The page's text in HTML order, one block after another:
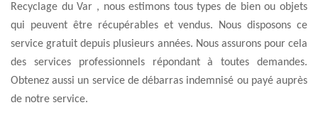
Recyclage du Var , nous estimons tous types de bien ou objets
qui peuvent être récupérables et vendus. Nous disposons ce
service gratuit depuis plusieurs années. Nous assurons pour cela
des services professionnels répondant à toutes demandes.
Obtenez aussi un service de débarras indemnisé ou payé auprès
de notre service.